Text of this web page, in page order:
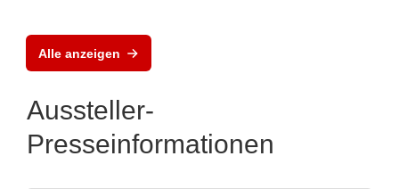
Alle anzeigen
Aussteller-
Presseinformationen